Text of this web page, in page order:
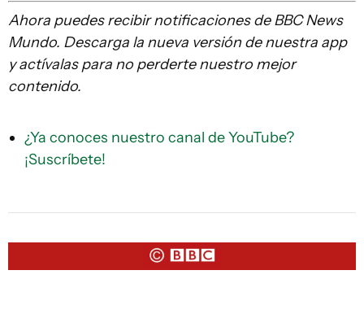
Ahora puedes recibir notificaciones de BBC News
Mundo. Descarga la nueva versión de nuestra app
y actívalas para no perderte nuestro mejor
contenido.
¿Ya conoces nuestro canal de YouTube?
¡Suscríbete!